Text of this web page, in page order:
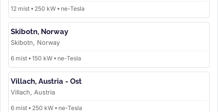
12 míst • 250 kW • ne-Tesla
Skibotn, Norway
Skibotn, Norway
6 míst • 150 kW • ne-Tesla
Villach, Austria - Ost
Villach, Austria
6 míst • 250 kW • ne-Tesla